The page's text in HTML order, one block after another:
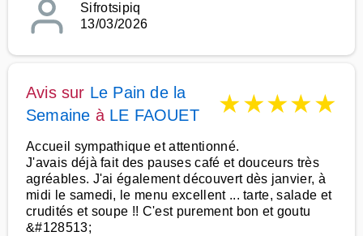
Sifrotsipiq
13/03/2026
Avis sur Le Pain de la
Semaine à LE FAOUET ★★★★★
Accueil sympathique et attentionné.
J'avais déjà fait des pauses café et douceurs très
agréables. J'ai également découvert dès janvier, à
midi le samedi, le menu excellent ... tarte, salade et
crudités et soupe !! C'est purement bon et goutu
&#128513;